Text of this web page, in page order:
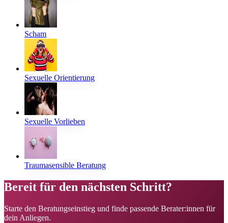
Scham
Sexuelle Orientierung
Sexuelle Vorlieben
Traumasensible Beratung
Bereit für den nächsten Schritt?
Starte den Beratungseinstieg und finde passende Berater:innen für
dein Anliegen.